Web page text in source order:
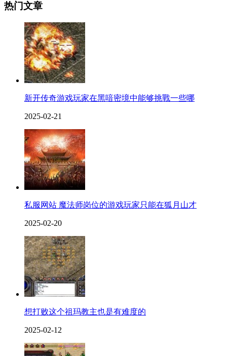
热门文章
新开传奇游戏玩家在黑喑密境中能够挑戰一些哪
2025-02-21
私服网站 魔法师岗位的游戏玩家只能在狐月山才
2025-02-20
想打败这个祖玛教主也是有难度的
2025-02-12